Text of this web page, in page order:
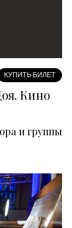
КУПИТЬ БИЛЕТ
Кино
и группы